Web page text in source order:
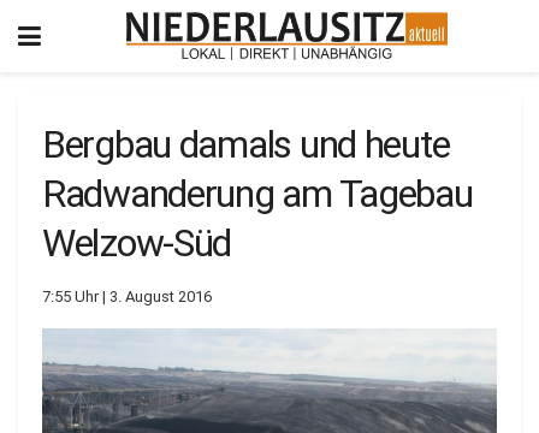
Bergbau damals und heute
Radwanderung am Tagebau
Welzow-Süd
7:55 Uhr | 3. August 2016